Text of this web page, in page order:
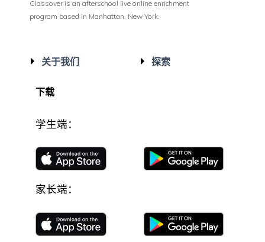
Classover is an afterschool live online enrichment
program based in Manhattan, New York.
关于我们 探索
下载
学生端：
家长端：